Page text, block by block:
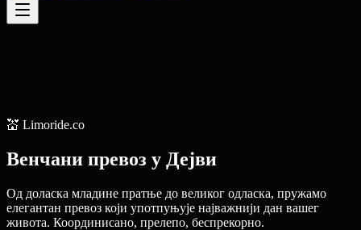
💒 Limoride.co
Венчани превоз у Дејви
Од доласка младине пратње до великог одласка, пружамо
елегантан превоз који употпуњује најважнији дан вашег
живота. Координисано, прелепо, беспрекорно.